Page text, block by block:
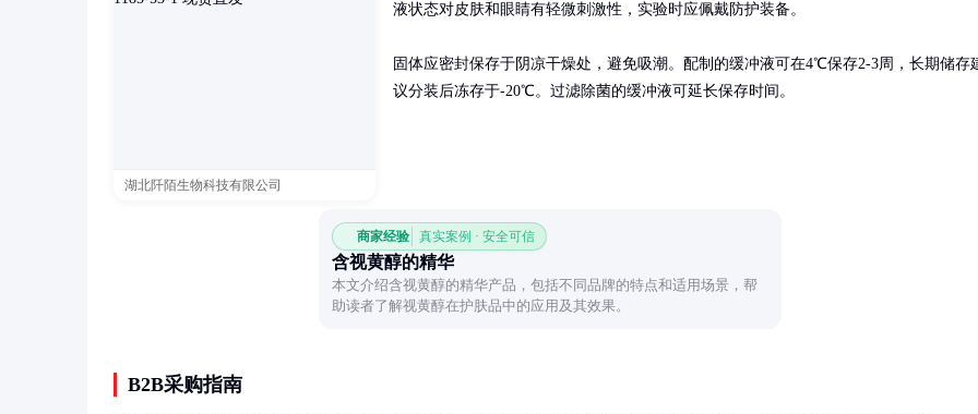
湖北阡陌生物科技有限公司
液状态对皮肤和眼睛有轻微刺激性，实验时应佩戴防护装备。
固体应密封保存于阴凉干燥处，避免吸潮。配制的缓冲液可在4℃保存2-3周，长期储存
议分装后冻存于-20℃。过滤除菌的缓冲液可延长保存时间。
商家经验 真实案例 · 安全可信
含视黄醇的精华
本文介绍含视黄醇的精华产品，包括不同品牌的特点和适用场景，帮
助读者了解视黄醇在护肤品中的应用及其效果。
B2B采购指南